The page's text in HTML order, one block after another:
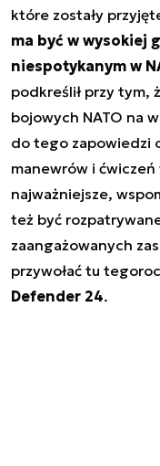
które zostały
ma być w wysokiej
niespotykanym w
podkreślił przy tym,
bojowych NATO na
do tego zapowiedzi
manewrów i ćwiczeń
najważniejsze,
też być
zaangażowanych
przywołać tu
Defender 24.